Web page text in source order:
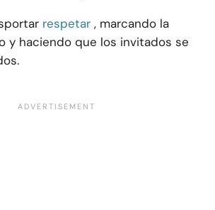
respetar , marcando la
y haciendo que los invitados se